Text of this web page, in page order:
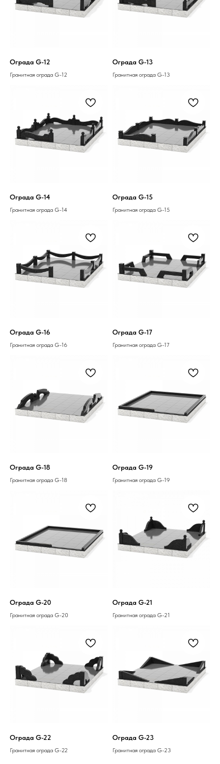
Ограда G-12
Гранитная ограда G-12
Ограда G-13
Гранитная ограда G-13
Ограда G-14
Гранитная ограда G-14
Ограда G-15
Гранитная ограда G-15
Ограда G-16
Гранитная ограда G-16
Ограда G-17
Гранитная ограда G-17
Ограда G-18
Гранитная ограда G-18
Ограда G-19
Гранитная ограда G-19
Ограда G-20
Гранитная ограда G-20
Ограда G-21
Гранитная ограда G-21
Ограда G-22
Гранитная ограда G-22
Ограда G-23
Гранитная ограда G-23